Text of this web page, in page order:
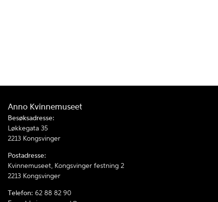
Anno Kvinnemuseet
Besøksadresse:
Løkkegata 35
2213 Kongsvinger
Postadresse:
Kvinnemuseet, Kongsvinger festning 2
2213 Kongsvinger
Telefon: 62 88 82 90